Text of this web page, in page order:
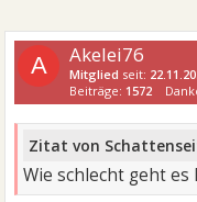
A Akelei76
Mitglied seit:
Beiträge: 1572
Zitat von
Wie schlecht geht es